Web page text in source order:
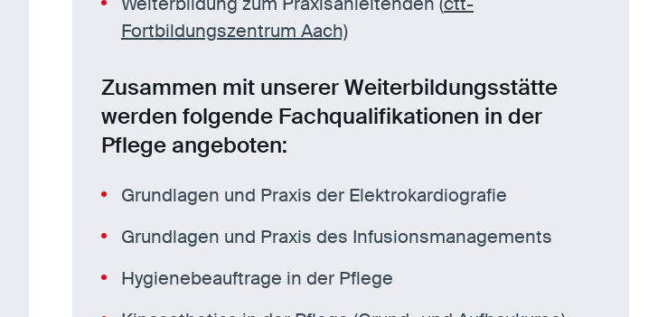
Fortbildungszentrum Aach)
Zusammen mit unserer Weiterbildungsstätte
werden folgende Fachqualifikationen in der
Pflege angeboten:
Grundlagen und Praxis der Elektrokardiografie
Grundlagen und Praxis des Infusionsmanagements
Hygienebeauftrage in der Pflege